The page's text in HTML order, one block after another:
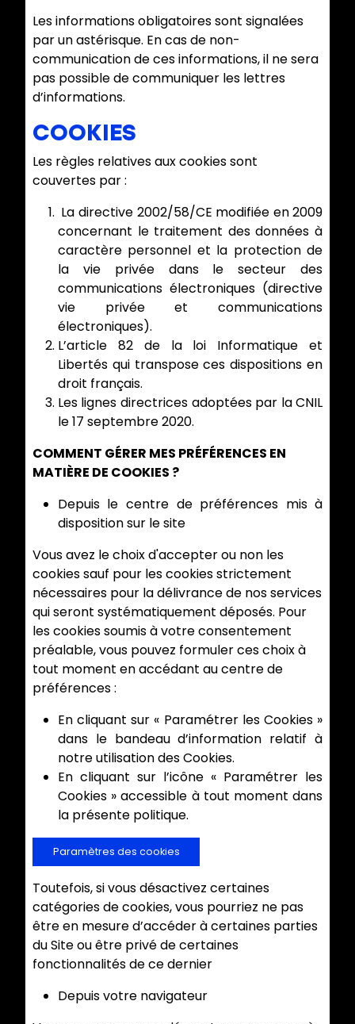
Les informations obligatoires sont signalées
par un astérisque. En cas de non-
communication de ces informations, il ne sera
pas possible de communiquer les lettres
d’informations.
COOKIES
Les règles relatives aux cookies sont
couvertes par :
La directive 2002/58/CE modifiée en 2009
concernant le traitement des données à
caractère personnel et la protection de
la vie privée dans le secteur des
communications électroniques (directive
vie privée et communications
électroniques).
L’article 82 de la loi Informatique et
Libertés qui transpose ces dispositions en
droit français.
Les lignes directrices adoptées par la CNIL
le 17 septembre 2020.
COMMENT GÉRER MES PRÉFÉRENCES EN
MATIÈRE DE COOKIES ?
Depuis le centre de préférences mis à
disposition sur le site
Vous avez le choix d'accepter ou non les
cookies sauf pour les cookies strictement
nécessaires pour la délivrance de nos services
qui seront systématiquement déposés. Pour
les cookies soumis à votre consentement
préalable, vous pouvez formuler ces choix à
tout moment en accédant au centre de
préférences :
En cliquant sur « Paramétrer les Cookies »
dans le bandeau d’information relatif à
notre utilisation des Cookies.
En cliquant sur l’icône « Paramétrer les
Cookies » accessible à tout moment dans
la présente politique.
Paramètres des cookies
Toutefois, si vous désactivez certaines
catégories de cookies, vous pourriez ne pas
être en mesure d’accéder à certaines parties
du Site ou être privé de certaines
fonctionnalités de ce dernier
Depuis votre navigateur